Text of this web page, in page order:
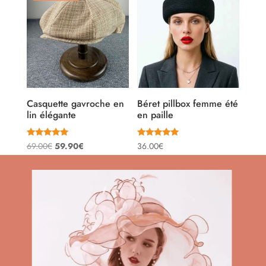
36.00€.29.90€.
Casquette gavroche en
lin élégante
Note
4.80
69.00€ Le
59.90€Le
est :
59.90€.
Béret pillbox femme été
en paille
Note
5.00
36.00€